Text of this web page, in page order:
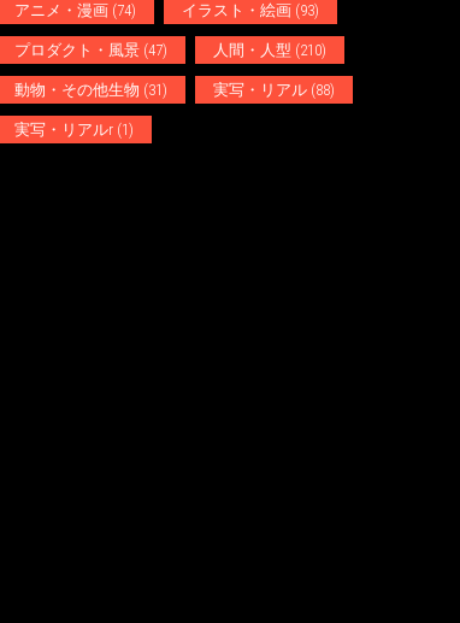
アニメ・漫画 (74) イラスト・絵画 (93)
プロダクト・風景 (47) 人間・人型 (210)
動物・その他生物 (31) 実写・リアル (88)
実写・リアルr (1)